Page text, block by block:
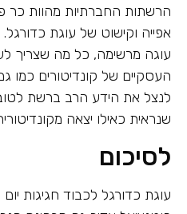
הרשתות החברתיות מהוות
אפייה וקישוט של עוגת
עוגה מרשימה, כל מה שצריך
העסקיים של קונדיטורים כמו
לנצל את הידע הרב ברשת
שנראית כאילו יצאה
לסיכום
עוגת כדורגל לכבוד חגיגות